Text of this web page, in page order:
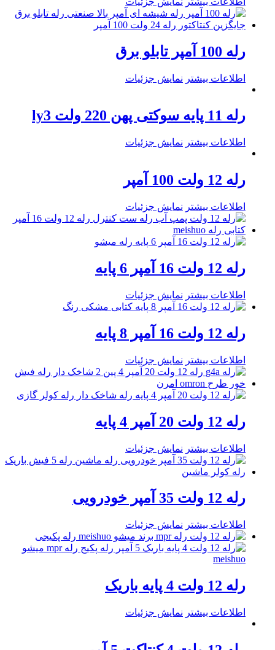
رله 100 آمپر تابلو برق
اطلاعات بیشتر نمایش جزئیات
رله 11 پایه سوکتی پهن 220 ولت ly3
اطلاعات بیشتر نمایش جزئیات
رله 12 ولت 100 آمپر
اطلاعات بیشتر نمایش جزئیات
رله 12 ولت 16 آمپر 6 پایه
اطلاعات بیشتر نمایش جزئیات
رله 12 ولت 16 آمپر 8 پایه
اطلاعات بیشتر نمایش جزئیات
رله 12 ولت 20 آمپر 4 پایه
اطلاعات بیشتر نمایش جزئیات
رله 12 ولت 35 آمپر خودرویی
اطلاعات بیشتر نمایش جزئیات
رله 12 ولت 4 پایه باریک
اطلاعات بیشتر نمایش جزئیات